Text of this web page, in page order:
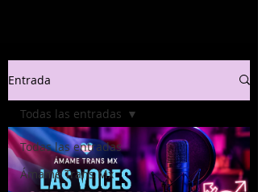
Entrada
Todas las entradas
Ámame Trans Mx
Todas las entradas